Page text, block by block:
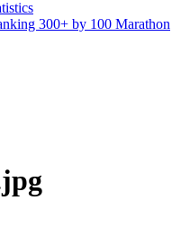
300+ by 100 Marathon